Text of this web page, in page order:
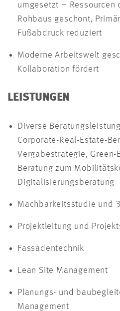
umgesetzt – Ressourcen
Rohbaus geschont,
Fußabdruck reduziert
Moderne Arbeitswelt
Kollaboration fördert
LEISTUNGEN
Diverse
Corporate-Real-Estate-
Vergabestrategie, Green-
Beratung zum
Digitalisierungsberatung
Machbarkeitsstudie und
Projektleitung und
Fassadentechnik
Lean Site Management
Planungs- und
Management